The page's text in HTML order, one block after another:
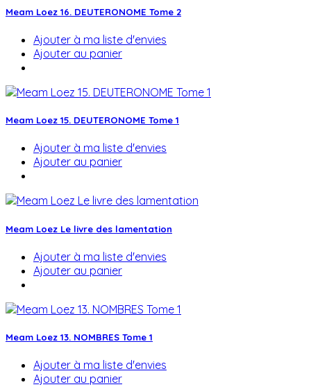
Meam Loez 16. DEUTERONOME Tome 2
Ajouter à ma liste d'envies
Ajouter au panier
Meam Loez 15. DEUTERONOME Tome 1
Ajouter à ma liste d'envies
Ajouter au panier
Meam Loez Le livre des lamentation
Ajouter à ma liste d'envies
Ajouter au panier
Meam Loez 13. NOMBRES Tome 1
Ajouter à ma liste d'envies
Ajouter au panier